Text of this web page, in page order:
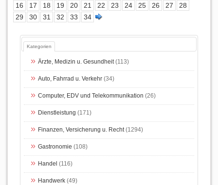
16
17 18 19 20 21 22 23 24 25 26 27
28
29
30 31 32 33 34
Kategorien
Ärzte, Medizin u. Gesundheit(113)
Auto, Fahrrad u. Verkehr (34)
Computer, EDV und Telekommunikation (26)
Dienstleistung (171)
Finanzen, Versicherung u. Recht(1294)
Gastronomie (108)
Handel (116)
Handwerk (49)